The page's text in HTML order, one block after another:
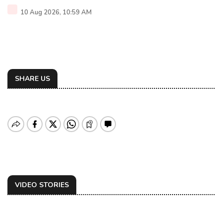
10 Aug 2026, 10:59 AM
SHARE US
VIDEO STORIES